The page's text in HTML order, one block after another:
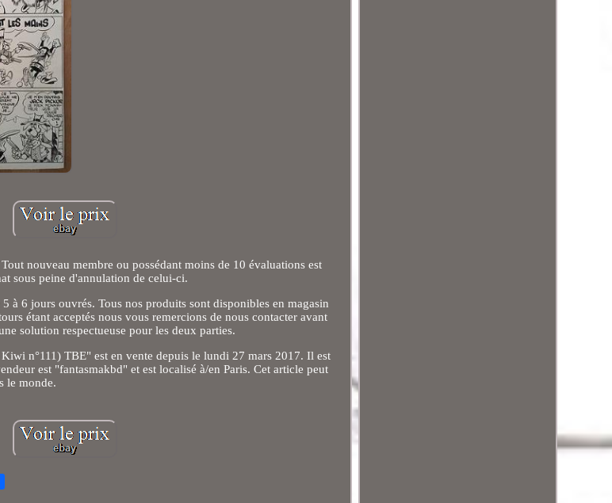
nouveau membre ou possédant moins de 10 évaluations est
sous peine d'annulation de celui-ci.
à 6 jours ouvrés. Tous nos produits sont disponibles en magasin
étant acceptés nous vous remercions de nous contacter avant
solution respectueuse pour les deux parties.
n°111) TBE" est en vente depuis le lundi 27 mars 2017. Il est
est "fantasmakbd" et est localisé à/en Paris. Cet article peut
le monde.